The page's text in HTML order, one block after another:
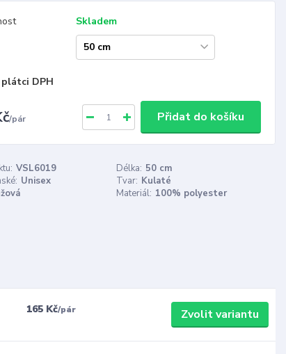
Skladem
plátci DPH
/pár Přidat do košíku
VSL6019 Délka: 50 cm
Unisex Tvar: Kulaté
Materiál: 100% polyester
165 Kč/pár Zvolit variantu